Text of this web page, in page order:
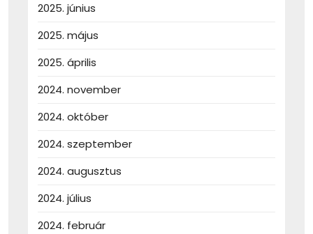
2025. június
2025. május
2025. április
2024. november
2024. október
2024. szeptember
2024. augusztus
2024. július
2024. február